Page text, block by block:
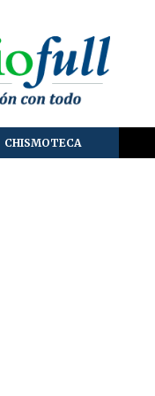
CHISMOTECA